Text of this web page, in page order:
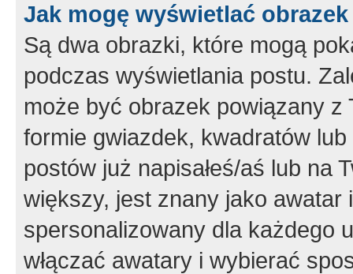
Jak mogę wyświetlać
Są dwa obrazki, które mogą
podczas wyświetlania postu.
może być obrazek powiązany z
formie gwiazdek, kwadratów
postów już napisałeś/aś lub na
większy, jest znany jako
spersonalizowany dla każdego
włączać awatary i wybierać